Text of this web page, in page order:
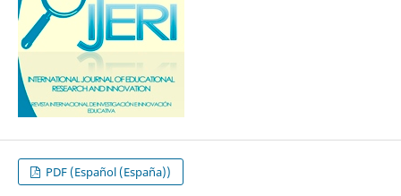
PDF (Español (España))